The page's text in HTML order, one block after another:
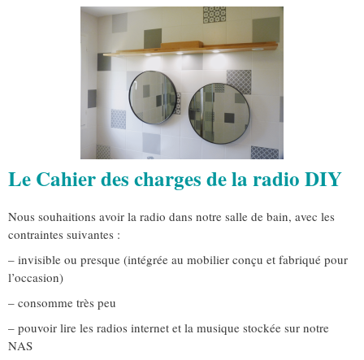
Le Cahier des charges de la radio DIY
Nous souhaitions avoir la radio dans notre salle de bain, avec les
contraintes suivantes :
– invisible ou presque (intégrée au mobilier conçu et fabriqué pour
l’occasion)
– consomme très peu
– pouvoir lire les radios internet et la musique stockée sur notre
NAS